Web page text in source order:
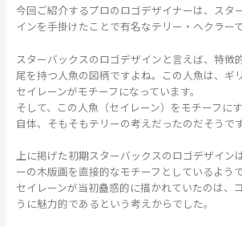
今回ご紹介するプロのロゴデザイナーは、スタ
インを手掛けたことで有名なテリー・ヘクラーで
スターバックスのロゴデザインと言えば、特徴
尾を持つ人魚の図柄ですよね。この人魚は、ギ
セイレーンがモチーフになっています。
そして、この人魚（セイレーン）をモチーフに
自体、そもそもテリーの考えだったのだそうです
上に掲げた初期スターバックスのロゴデザイン
ーの木版画を直接的なモチーフとしているようで
セイレーンが当初蠱惑的に描かれていたのは、
うに魅力的であるという考えからでした。